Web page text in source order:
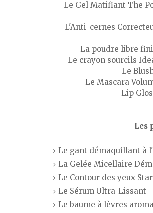
Le Gel Matifiant The
L'Anti-cernes
La poudre libre
Le crayon sourcils
Le
Le Mascara
Lip
Les
Le gant démaquillant à
La Gelée Micellaire
Le Contour des yeux
Le Sérum Ultra-Lissant
Le baume à lèvres